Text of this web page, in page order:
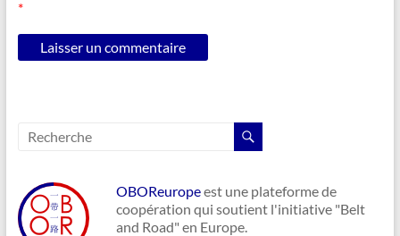
*
OBOReuropeest une plateforme de
coopération qui soutient l'initiative "Belt
and Road" en Europe.